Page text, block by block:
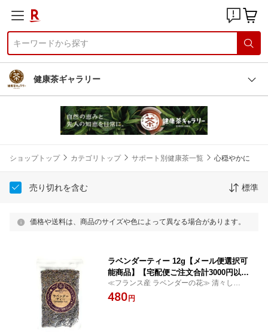
健康茶ギャラリー
ショップトップ カテゴリトップ サポート別健康茶一覧 心穏やかに
売り切れを含む 標準
価格や送料は、商品のサイズや色によって異なる場合があります。
ラベンダーティー 12g【メール便選択可
能商品】【宅配便ご注文合計3000円以上
送料無料】Lavender Tea【 ラベンダー
ティ ラベンダー ハーブティー】
≪フランス産 ラベンダーの花≫ 清々しく
心身リラックス 【残留農薬検査済】
480 円